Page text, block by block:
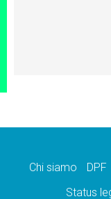
Chi siamo DPF
Status